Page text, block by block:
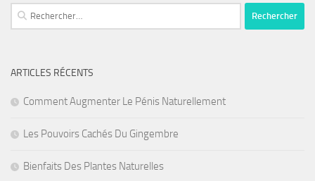
Rechercher :
ARTICLES RÉCENTS
Comment Augmenter Le Pénis Naturellement
Les Pouvoirs Cachés Du Gingembre
Bienfaits Des Plantes Naturelles